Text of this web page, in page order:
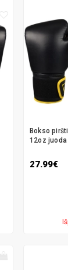
Bokso
12oz juoda
27.99€